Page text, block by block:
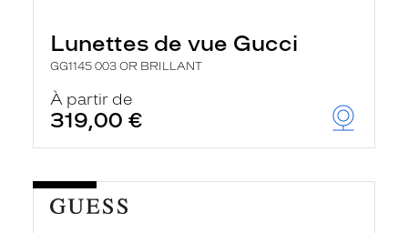
Lunettes de vue Gucci
GG1145 003 OR BRILLANT
À partir de
319,00 €